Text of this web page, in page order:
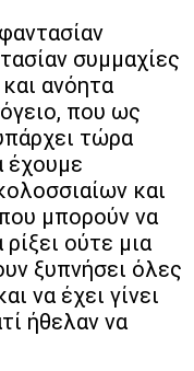
συμμαχίες
ανόητα
που ως
τώρα
έχουμε
και
μπορούν να
ούτε μια
ξυπνήσει όλες
να έχει γίνει
ήθελαν να